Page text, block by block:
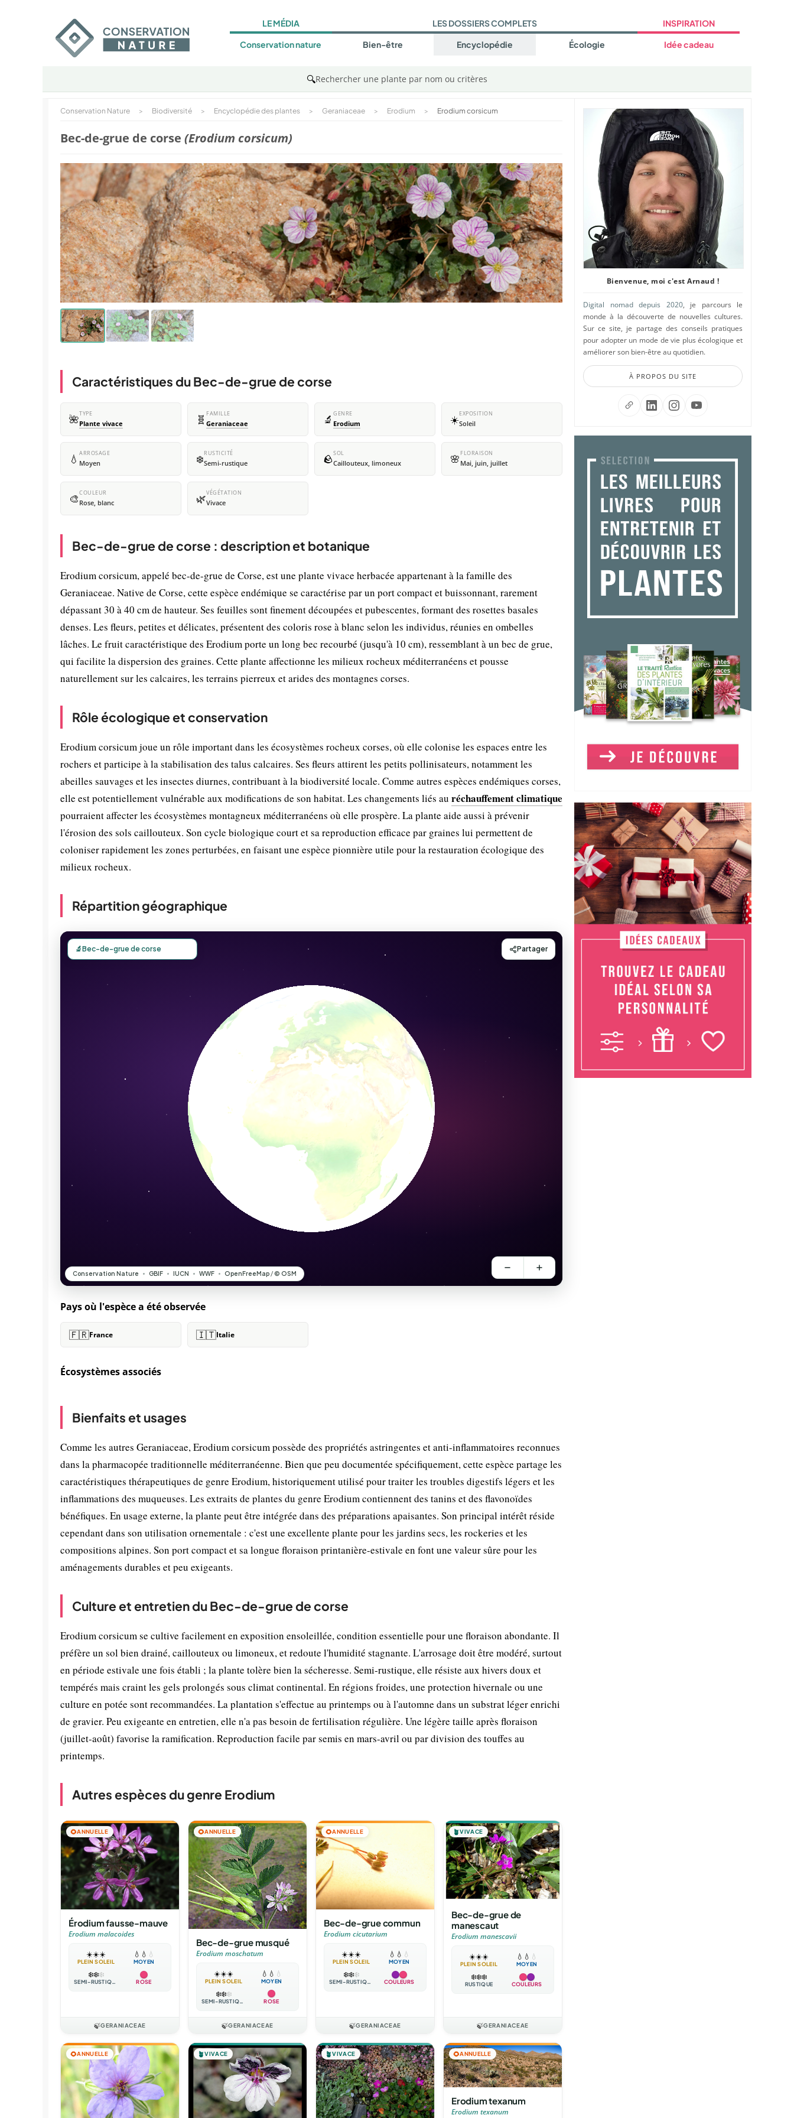
LE MÉDIA
Conservation nature
LES DOSSIERS COMPLETS
Bien-être Encyclopédie Écologie
INSPIRATION
Idée cadeau
🔍Rechercher une plante par nom ou critères
Conservation Nature > Biodiversité > Encyclopédie des plantes > Geraniaceae > Erodium > Erodium corsicum
Bec-de-grue de corse (Erodium corsicum)
Caractéristiques du Bec-de-grue de corse
🌺TYPE
Plante vivace 🧬 FAMILLE
Geraniaceae 🔬 GENRE
Erodium ☀️EXPOSITION
Soleil
💧 ARROSAGE
Moyen ❄️RUSTICITÉ
Semi-rustique 🪨SOL
Caillouteux, limoneux 🌸 FLORAISON
Mai, juin, juillet
🎨COULEUR
Rose, blanc 🌿VÉGÉTATION
Vivace
Bec-de-grue de corse : description et botanique
Erodium corsicum, appelé bec-de-grue de Corse, est une plante vivace herbacée appartenant à la famille des
Geraniaceae. Native de Corse, cette espèce endémique se caractérise par un port compact et buissonnant, rarement
dépassant 30 à 40 cm de hauteur. Ses feuilles sont finement découpées et pubescentes, formant des rosettes basales
denses. Les fleurs, petites et délicates, présentent des coloris rose à blanc selon les individus, réunies en ombelles
lâches. Le fruit caractéristique des Erodium porte un long bec recourbé (jusqu'à 10 cm), ressemblant à un bec de grue,
qui facilite la dispersion des graines. Cette plante affectionne les milieux rocheux méditerranéens et pousse
naturellement sur les calcaires, les terrains pierreux et arides des montagnes corses.
Rôle écologique et conservation
Erodium corsicum joue un rôle important dans les écosystèmes rocheux corses, où elle colonise les espaces entre les
rochers et participe à la stabilisation des talus calcaires. Ses fleurs attirent les petits pollinisateurs, notamment les
abeilles sauvages et les insectes diurnes, contribuant à la biodiversité locale. Comme autres espèces endémiques corses,
elle est potentiellement vulnérable aux modifications de son habitat. Les changements liés au réchauffement climatique
pourraient affecter les écosystèmes montagneux méditerranéens où elle prospère. La plante aide aussi à prévenir
l'érosion des sols caillouteux. Son cycle biologique court et sa reproduction efficace par graines lui permettent de
coloniser rapidement les zones perturbées, en faisant une espèce pionnière utile pour la restauration écologique des
milieux rocheux.
Répartition géographique
Pays où l'espèce a été observée
🇫🇷France 🇮🇹Italie
Écosystèmes associés
Bienfaits et usages
Comme les autres Geraniaceae, Erodium corsicum possède des propriétés astringentes et anti-inflammatoires reconnues
dans la pharmacopée traditionnelle méditerranéenne. Bien que peu documentée spécifiquement, cette espèce partage les
caractéristiques thérapeutiques de genre Erodium, historiquement utilisé pour traiter les troubles digestifs légers et les
inflammations des muqueuses. Les extraits de plantes du genre Erodium contiennent des tanins et des flavonoïdes
bénéfiques. En usage externe, la plante peut être intégrée dans des préparations apaisantes. Son principal intérêt réside
cependant dans son utilisation ornementale : c'est une excellente plante pour les jardins secs, les rockeries et les
compositions alpines. Son port compact et sa longue floraison printanière-estivale en font une valeur sûre pour les
aménagements durables et peu exigeants.
Culture et entretien du Bec-de-grue de corse
Erodium corsicum se cultive facilement en exposition ensoleillée, condition essentielle pour une floraison abondante. Il
préfère un sol bien drainé, caillouteux ou limoneux, et redoute l'humidité stagnante. L'arrosage doit être modéré, surtout
en période estivale une fois établi ; la plante tolère bien la sécheresse. Semi-rustique, elle résiste aux hivers doux et
tempérés mais craint les gels prolongés sous climat continental. En régions froides, une protection hivernale ou une
culture en potée sont recommandées. La plantation s'effectue au printemps ou à l'automne dans un substrat léger enrichi
de gravier. Peu exigeante en entretien, elle n'a pas besoin de fertilisation régulière. Une légère taille après floraison
(juillet-août) favorise la ramification. Reproduction facile par semis en mars-avril ou par division des touffes au
printemps.
Autres espèces du genre Erodium
🌻ANNUELLE
Érodium fausse-mauve
Erodium malacoides
☀️☀️☀️
PLEIN SOLEIL
💧 💧 💧
MOYEN
❄️❄️❄️
SEMI-RUSTIQUE ROSE
🍃GERANIACEAE
🌻ANNUELLE
Bec-de-grue musqué
Erodium moschatum
☀️☀️☀️
PLEIN SOLEIL
💧 💧 💧
MOYEN
❄️❄️❄️
SEMI-RUSTIQUE ROSE
🍃GERANIACEAE
🌻ANNUELLE
Bec-de-grue commun
Erodium cicutarium
☀️☀️☀️
PLEIN SOLEIL
💧 💧 💧
MOYEN
❄️❄️❄️
SEMI-RUSTIQUE COULEURS
🍃GERANIACEAE
🪴VIVACE
Bec-de-grue de
manescaut
Erodium manescavii
☀️☀️☀️
PLEIN SOLEIL
💧 💧 💧
MOYEN
❄️❄️❄️
RUSTIQUE COULEURS
🍃GERANIACEAE
🌻ANNUELLE 🪴VIVACE 🪴VIVACE 🌻ANNUELLE
Erodium texanum
Erodium texanum
Bienvenue, moi c'est Arnaud !
Digital nomad depuis 2020, je parcours le
monde à la découverte de nouvelles cultures.
Sur ce site, je partage des conseils pratiques
pour adopter un mode de vie plus écologique et
améliorer son bien-être au quotidien.
À PROPOS DU SITE